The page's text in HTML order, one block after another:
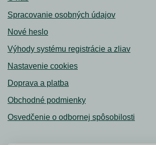
Spracovanie osobných údajov
Nové heslo
Výhody systému registrácie a zliav
Nastavenie cookies
Doprava a platba
Obchodné podmienky
Osvedčenie o odbornej spôsobilosti